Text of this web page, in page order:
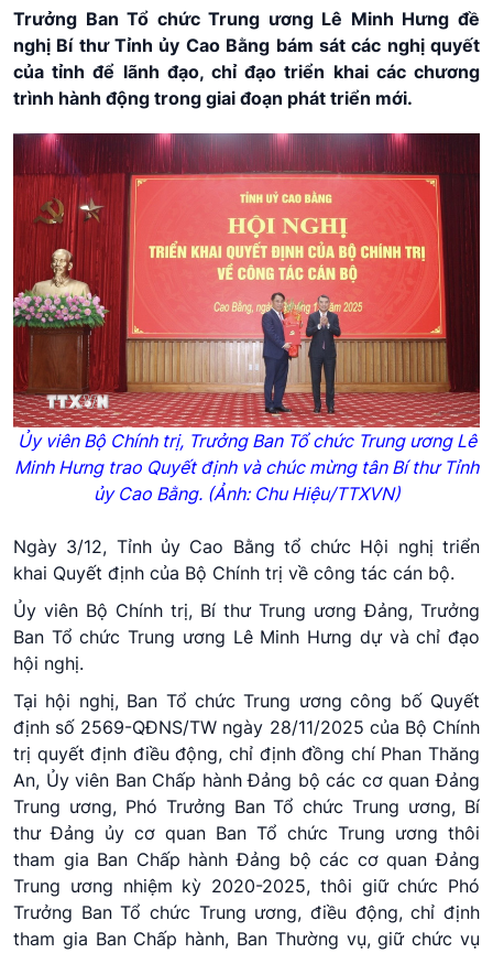
Trưởng Ban Tổ chức Trung ương Lê Minh Hưng đề
nghị Bí thư Tỉnh ủy Cao Bằng bám sát các nghị quyết
của tỉnh để lãnh đạo, chỉ đạo triển khai các chương
trình hành động trong giai đoạn phát triển mới.
Ủy viên Bộ Chính trị, Trưởng Ban Tổ chức Trung ương Lê
Minh Hưng trao Quyết định và chúc mừng tân Bí thư Tỉnh
ủy Cao Bằng. (Ảnh: Chu Hiệu/TTXVN)
Ngày 3/12, Tỉnh ủy Cao Bằng tổ chức Hội nghị triển
khai Quyết định của Bộ Chính trị về công tác cán bộ.
Ủy viên Bộ Chính trị, Bí thư Trung ương Đảng, Trưởng
Ban Tổ chức Trung ương Lê Minh Hưng dự và chỉ đạo
hội nghị.
Tại hội nghị, Ban Tổ chức Trung ương công bố Quyết
định số 2569-QĐNS/TW ngày 28/11/2025 của Bộ Chính
trị quyết định điều động, chỉ định đồng chí Phan Thăng
An, Ủy viên Ban Chấp hành Đảng bộ các cơ quan Đảng
Trung ương, Phó Trưởng Ban Tổ chức Trung ương, Bí
thư Đảng ủy cơ quan Ban Tổ chức Trung ương thôi
tham gia Ban Chấp hành Đảng bộ các cơ quan Đảng
Trung ương nhiệm kỳ 2020-2025, thôi giữ chức Phó
Trưởng Ban Tổ chức Trung ương, điều động, chỉ định
tham gia Ban Chấp hành, Ban Thường vụ, giữ chức vụ